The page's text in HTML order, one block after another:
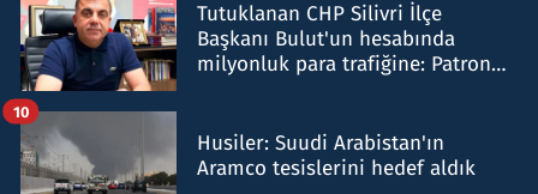
Tutuklanan CHP Silivri İlçe
Başkanı Bulut'un hesabında
milyonluk para trafiğine: Patron
Husiler: Suudi Arabistan'ın
Aramco tesislerini hedef aldık
10